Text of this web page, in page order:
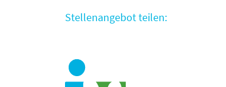
Stellenangebot teilen: